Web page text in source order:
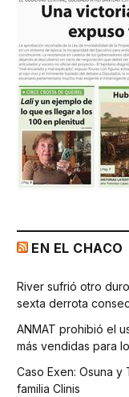
EN EL CHACO
River sufrió otro
sexta derrota
ANMAT prohibió el
más vendidas para
Caso Exen: Osuna
familia Clinis